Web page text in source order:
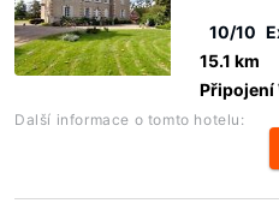
10/10
15.1 km
Připojení
Další informace o tomto hotelu: